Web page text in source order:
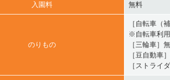
入園料 無料
のりもの
［自転車（
※自転車利
［三輪車］
［豆自動車
［ストライ